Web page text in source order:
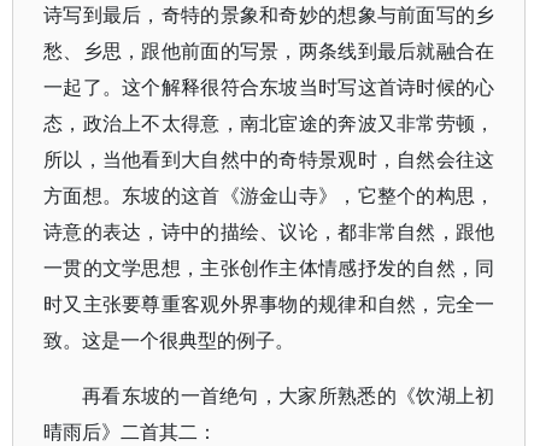
诗写到最后，奇特的景象和奇妙的想象与前面写的乡
愁、乡思，跟他前面的写景，两条线到最后就融合在
一起了。这个解释很符合东坡当时写这首诗时候的心
态，政治上不太得意，南北宦途的奔波又非常劳顿，
所以，当他看到大自然中的奇特景观时，自然会往这
方面想。东坡的这首《游金山寺》，它整个的构思，
诗意的表达，诗中的描绘、议论，都非常自然，跟他
一贯的文学思想，主张创作主体情感抒发的自然，同
时又主张要尊重客观外界事物的规律和自然，完全一
致。这是一个很典型的例子。
再看东坡的一首绝句，大家所熟悉的《饮湖上初
晴雨后》二首其二：